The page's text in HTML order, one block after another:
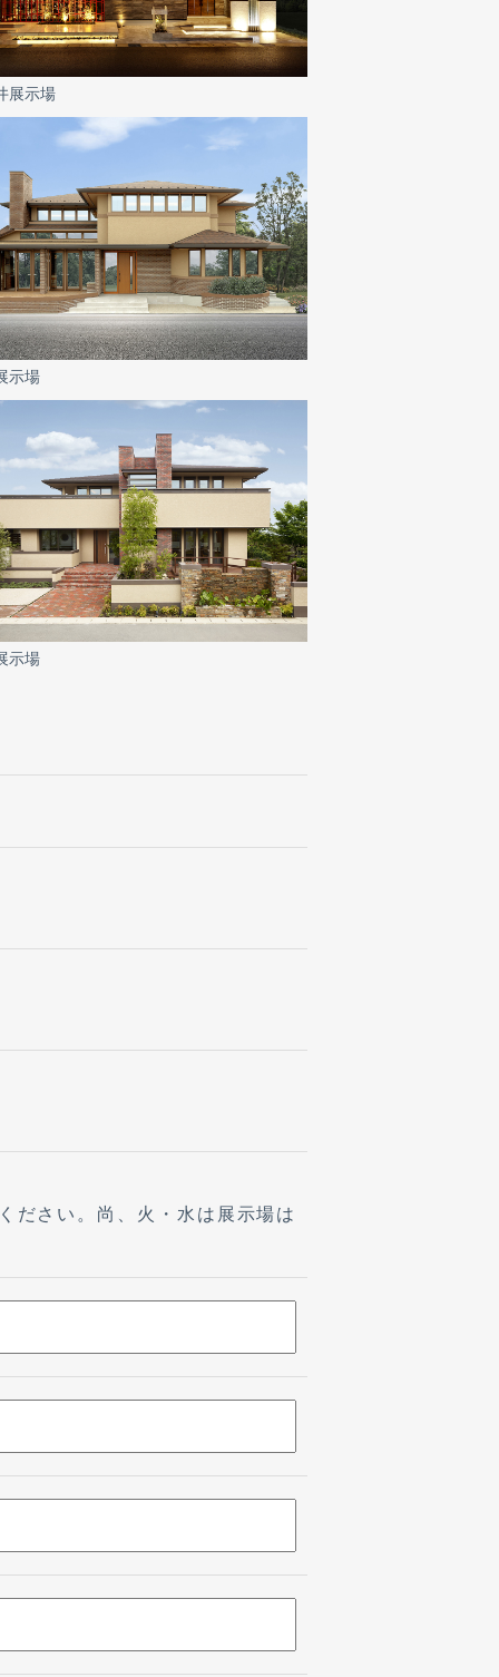
展示場
示場
示場
ださい。尚、火・水は展示場は